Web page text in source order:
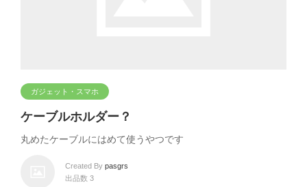
ガジェット・スマホ
ケーブルホルダー？
丸めたケーブルにはめて使うやつです
Created By pasgrs
出品数 3